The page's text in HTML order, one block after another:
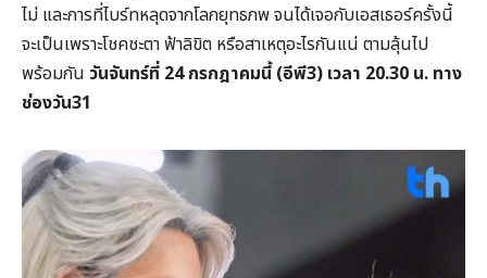
ไม่ และการที่ไบร์ทหลุดจากโลกยุทธภพ จนได้เจอกับเอสเธอร์ครั้งนี้
จะเป็นเพราะโชคชะตา ฟ้าลิขิต หรือสาเหตุอะไรกันแน่ ตามลุ้นไป
พร้อมกัน วันจันทร์ที่ 24 กรกฎาคมนี้ (อีพี3) เวลา 20.30 น. ทาง
ช่องวัน31